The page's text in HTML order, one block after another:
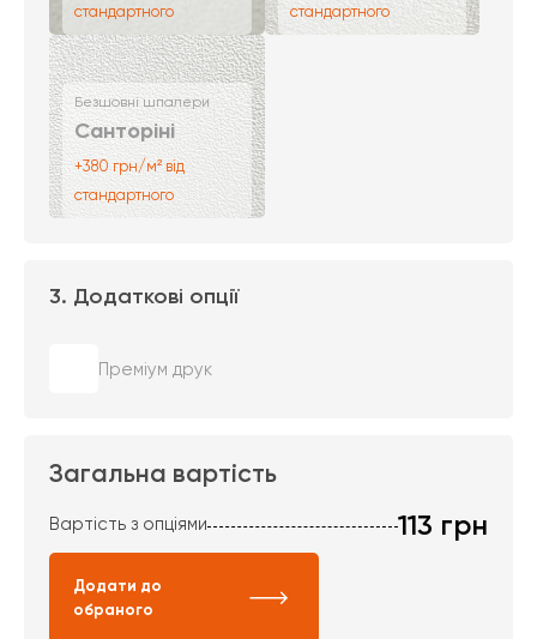
стандартного
стандартного
Безшовні шпалери
Санторіні
+380 грн/м² від
стандартного
3. Додаткові опції
Преміум друк
Загальна вартість
Вартість з опціями 113 грн
Додати до
обраного